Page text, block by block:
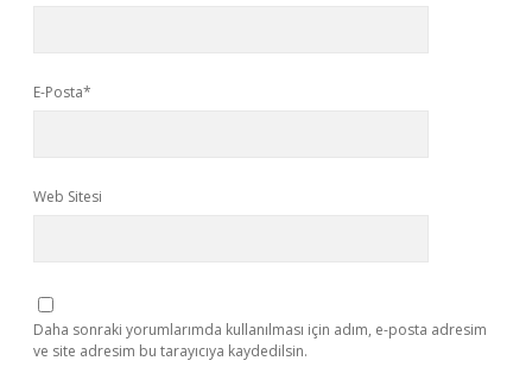
E-Posta*
Web Sitesi
Daha sonraki yorumlarımda kullanılması için adım, e-posta adresim
ve site adresim bu tarayıcıya kaydedilsin.